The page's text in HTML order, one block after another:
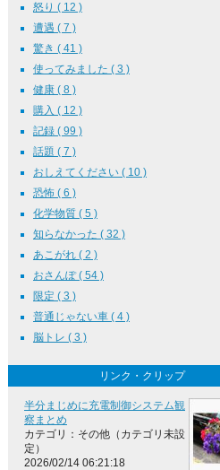
怒り ( 12 )
遭遇 ( 7 )
驚き ( 41 )
使ってみました ( 3 )
健康 ( 8 )
購入 ( 12 )
記録 ( 99 )
話題 ( 7 )
おしえてください ( 10 )
恐怖 ( 6 )
化学物質 ( 5 )
知らなかった ( 32 )
あこがれ ( 2 )
おさんぽ ( 54 )
限定 ( 3 )
普通じゃない車 ( 4 )
脳トレ ( 3 )
リンク・クリップ
半分まじめに充電制御システム観
察まとめ
カテゴリ：その他（カテゴリ未設
定）
2026/02/14 06:21:18